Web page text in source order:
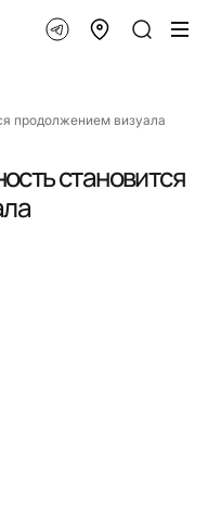
продолжением визуала
становится